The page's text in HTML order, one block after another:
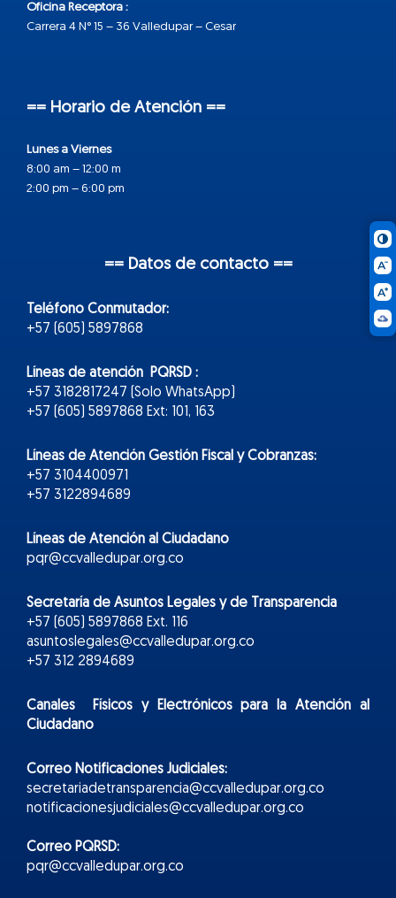
Oficina Receptora :
Carrera 4 N° 15 – 36 Valledupar – Cesar
== Horario de Atención ==
Lunes a Viernes
8:00 am – 12:00 m
2:00 pm – 6:00 pm
== Datos de contacto ==
Teléfono Conmutador:
+57 (605) 5897868
Líneas de atención PQRSD :
+57 3182817247 (Solo WhatsApp)
+57 (605) 5897868 Ext: 101, 163
Líneas de Atención Gestión Fiscal y Cobranzas:
+57 3104400971
+57 3122894689
Líneas de Atención al Ciudadano
pqr@ccvalledupar.org.co
Secretaría de Asuntos Legales y de Transparencia
+57 (605) 5897868 Ext. 116
asuntoslegales@ccvalledupar.org.co
+57 312 2894689
Canales Físicos yElectrónicospara la Atención al
Ciudadano
Correo Notificaciones Judiciales:
secretariadetransparencia@ccvalledupar.org.co
notificacionesjudiciales@ccvalledupar.org.co
Correo PQRSD:
pqr@ccvalledupar.org.co